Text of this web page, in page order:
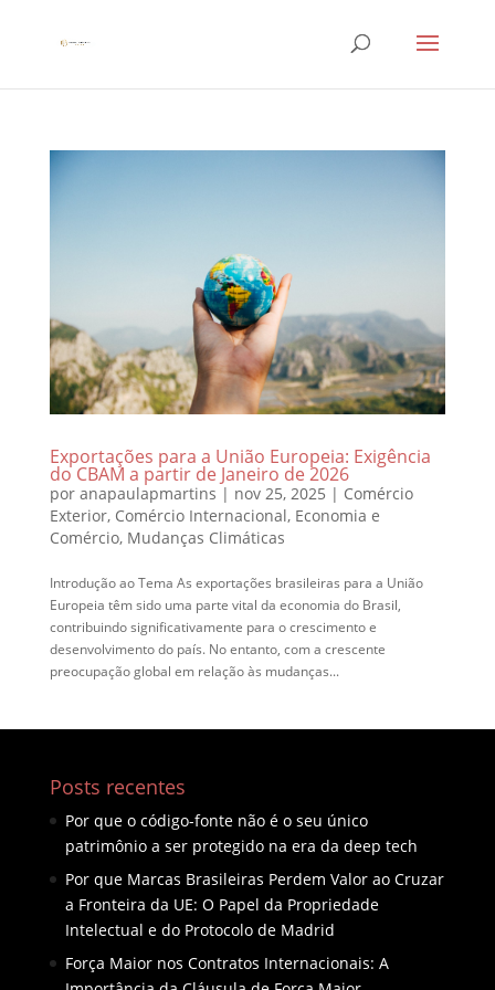
Exportações para a União Europeia: Exigência
do CBAM a partir de Janeiro de 2026
por anapaulapmartins | nov 25, 2025 | Comércio
Exterior, Comércio Internacional, Economia e
Comércio, Mudanças Climáticas
Introdução ao Tema As exportações brasileiras para a União
Europeia têm sido uma parte vital da economia do Brasil,
contribuindo significativamente para o crescimento e
desenvolvimento do país. No entanto, com a crescente
preocupação global em relação às mudanças...
Posts recentes
Por que o código-fonte não é o seu único
patrimônio a ser protegido na era da deep tech
Por que Marcas Brasileiras Perdem Valor ao Cruzar
a Fronteira da UE: O Papel da Propriedade
Intelectual e do Protocolo de Madrid
Força Maior nos Contratos Internacionais: A